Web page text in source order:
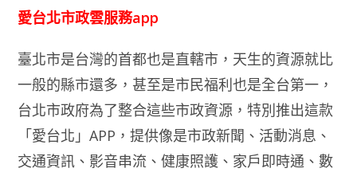
愛台北市政雲服務app
臺北市是台灣的首都也是直轄市，天生的資源就比
一般的縣市還多，甚至是市民福利也是全台第一，
台北市政府為了整合這些市政資源，特別推出這款
「愛台北」APP，提供像是市政新聞、活動消息、
交通資訊、影音串流、健康照護、家戶即時通、數